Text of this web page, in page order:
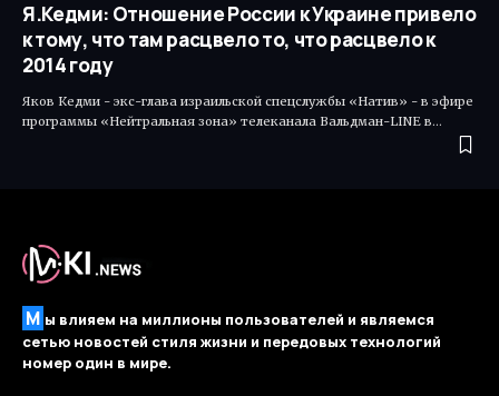
Я.Кедми: Отношение России к Украине привело
к тому, что там расцвело то, что расцвело к
2014 году
Яков Кедми - экс-глава израильской спецслужбы «Натив» - в эфире
программы «Нейтральная зона» телеканала Вальдман-LINE в…
М ы влияем на миллионы пользователей и являемся
сетью новостей стиля жизни и передовых технологий
номер один в мире.